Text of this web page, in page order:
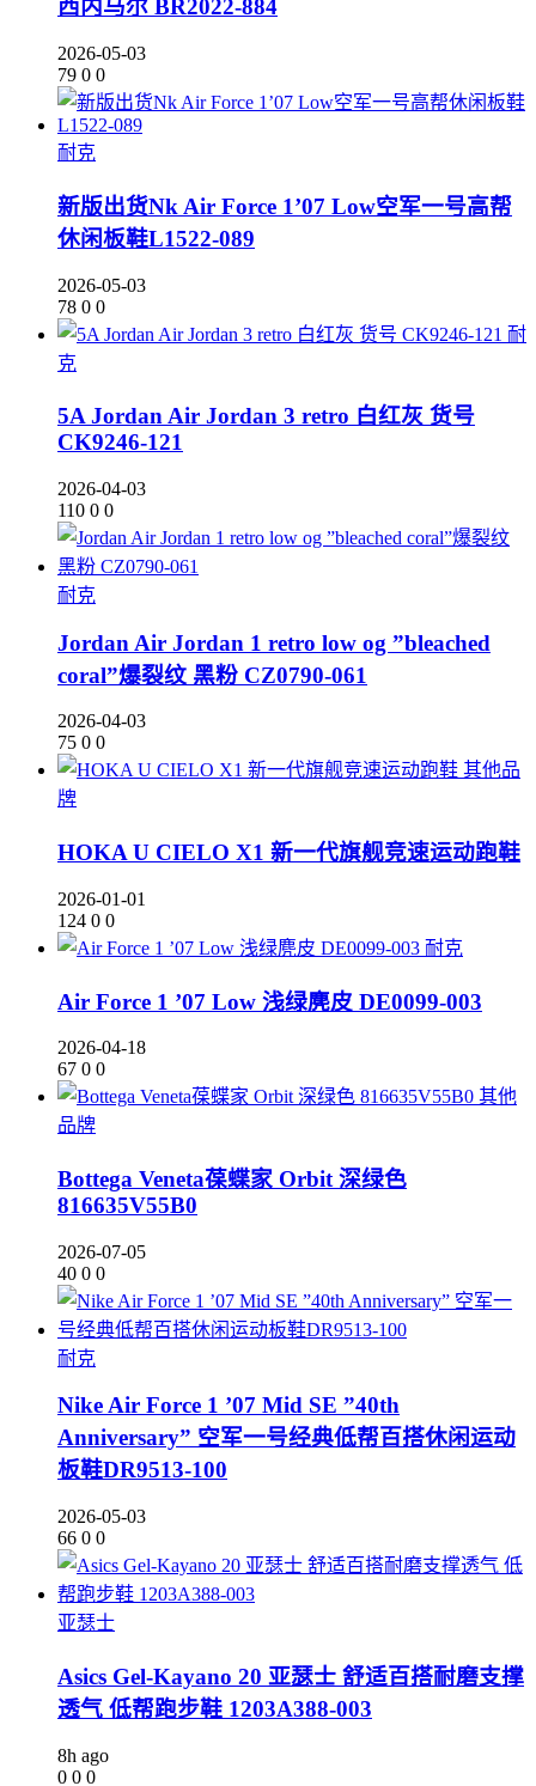
西内马尔 BR2022-884
2026-05-03
79 0 0
耐克
新版出货Nk Air Force 1’07 Low空军一号高帮
休闲板鞋L1522-089
2026-05-03
78 0 0
耐
克
5A Jordan Air Jordan 3 retro 白红灰 货号
CK9246-121
2026-04-03
110 0 0
耐克
Jordan Air Jordan 1 retro low og ”bleached
coral”爆裂纹 黑粉 CZ0790-061
2026-04-03
75 0 0
其他品
牌
HOKA U CIELO X1 新一代旗舰竞速运动跑鞋
2026-01-01
124 0 0
耐克
Air Force 1 ’07 Low 浅绿麂皮 DE0099-003
2026-04-18
67 0 0
其他
品牌
Bottega Veneta葆蝶家 Orbit 深绿色
816635V55B0
2026-07-05
40 0 0
耐克
Nike Air Force 1 ’07 Mid SE ”40th
Anniversary” 空军一号经典低帮百搭休闲运动
板鞋DR9513-100
2026-05-03
66 0 0
亚瑟士
Asics Gel-Kayano 20 亚瑟士 舒适百搭耐磨支撑
透气 低帮跑步鞋 1203A388-003
8h ago
0 0 0